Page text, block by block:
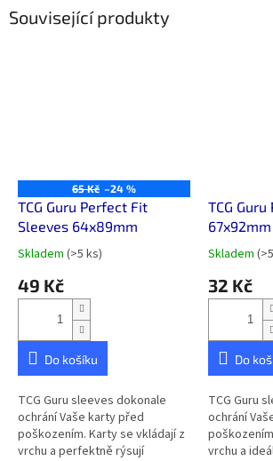
Související produkty
65 Kč –24 %
TCG Guru Perfect Fit
Sleeves 64x89mm
Průměrné
produktu
z
hvězdiček.
Skladem (>5 ks)
49 Kč
Do košíku
TCG Guru sleeves dokonale
ochrání Vaše karty před
poškozením. Karty se vkládají z
vrchu a perfektně rýsují
TCG
67x92mm
Průměrné
produktu
z
hvězdiček.
Skladem
32 Kč
Do
TCG Guru
ochrání
vrchu a